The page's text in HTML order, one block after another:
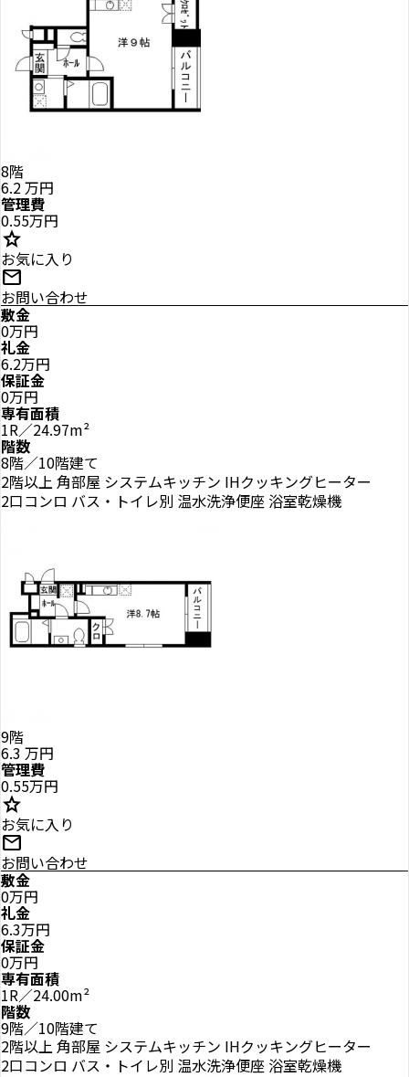
8階
6.2万円
管理費
0.55万円
star
お気に入り
mail
お問い合わせ
敷金
0万円
礼金
6.2万円
保証金
0万円
専有面積
1R／24.97m²
階数
8階／10階建て
2階以上 角部屋 システムキッチン IHクッキングヒーター
2口コンロ バス・トイレ別 温水洗浄便座 浴室乾燥機
9階
6.3 万円
管理費
0.55万円
star
お気に入り
mail
お問い合わせ
敷金
0万円
礼金
6.3万円
保証金
0万円
専有面積
1R／24.00m²
階数
9階／10階建て
2階以上 角部屋 システムキッチン IHクッキングヒーター
2口コンロ バス・トイレ別 温水洗浄便座 浴室乾燥機